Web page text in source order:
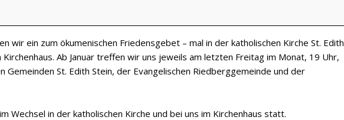
wir ein zum ökumenischen Friedensgebet – mal in der katholischen Kirche St. Edith
Kirchenhaus. Ab Januar treffen wir uns jeweils am letzten Freitag im Monat, 19 Uhr,
Gemeinden St. Edith Stein, der Evangelischen Riedberggemeinde und der
Wechsel in der katholischen Kirche und bei uns im Kirchenhaus statt.